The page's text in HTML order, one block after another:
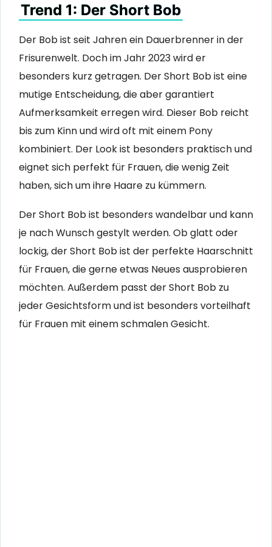
Trend 1: Der Short Bob
Der Bob ist seit Jahren ein Dauerbrenner in der
Frisurenwelt. Doch im Jahr 2023 wird er
besonders kurz getragen. Der Short Bob ist eine
mutige Entscheidung, die aber garantiert
Aufmerksamkeit erregen wird. Dieser Bob reicht
bis zum Kinn und wird oft mit einem Pony
kombiniert. Der Look ist besonders praktisch und
eignet sich perfekt für Frauen, die wenig Zeit
haben, sich um ihre Haare zu kümmern.
Der Short Bob ist besonders wandelbar und kann
je nach Wunsch gestylt werden. Ob glatt oder
lockig, der Short Bob ist der perfekte Haarschnitt
für Frauen, die gerne etwas Neues ausprobieren
möchten. Außerdem passt der Short Bob zu
jeder Gesichtsform und ist besonders vorteilhaft
für Frauen mit einem schmalen Gesicht.